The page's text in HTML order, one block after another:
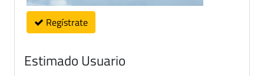
Regístrate
Estimado Usuario